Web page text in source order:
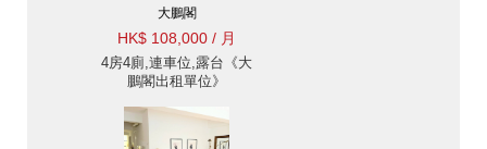
大鵬閣
HK$ 108,000 / 月
4房4廁,連車位,露台《大
鵬閣出租單位》